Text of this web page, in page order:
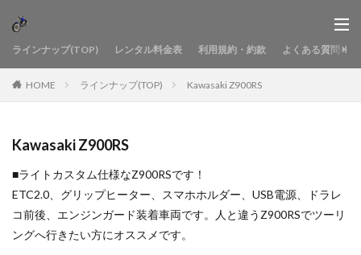
ラインナップ(TOP) レンタル料金表 利用規約・約款 よくある質問
HOME ラインナップ(TOP) Kawasaki Z900RS
Kawasaki Z900RS
■ライトカスタム仕様なZ900RSです！
ETC2.0、グリップヒーター、スマホホルダー、USB電源、ドラレ
コ前後、エンジンガード装着車両です。人と違うZ900RSでツーリ
ングへ行きたい方にオススメです。